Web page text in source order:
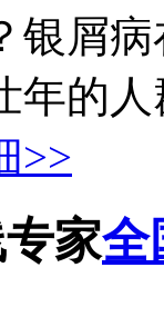
银屑
年的
>>
家全